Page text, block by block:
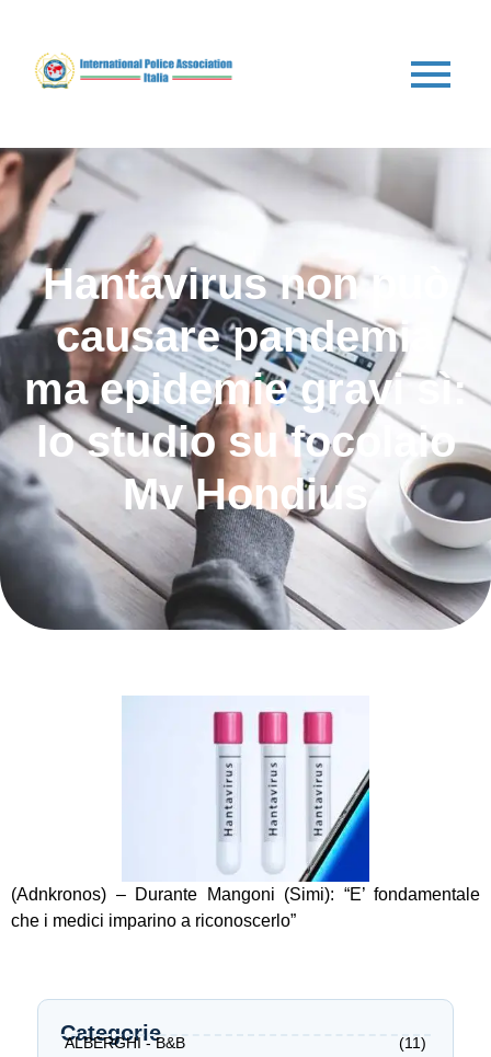
Hantavirus non può
causare pandemia
ma epidemie gravi sì:
lo studio su focolaio
Mv Hondius
(Adnkronos) – Durante Mangoni (Simi): “E’ fondamentale
che i medici imparino a riconoscerlo”
Categorie
ALBERGHI - B&B
(11)